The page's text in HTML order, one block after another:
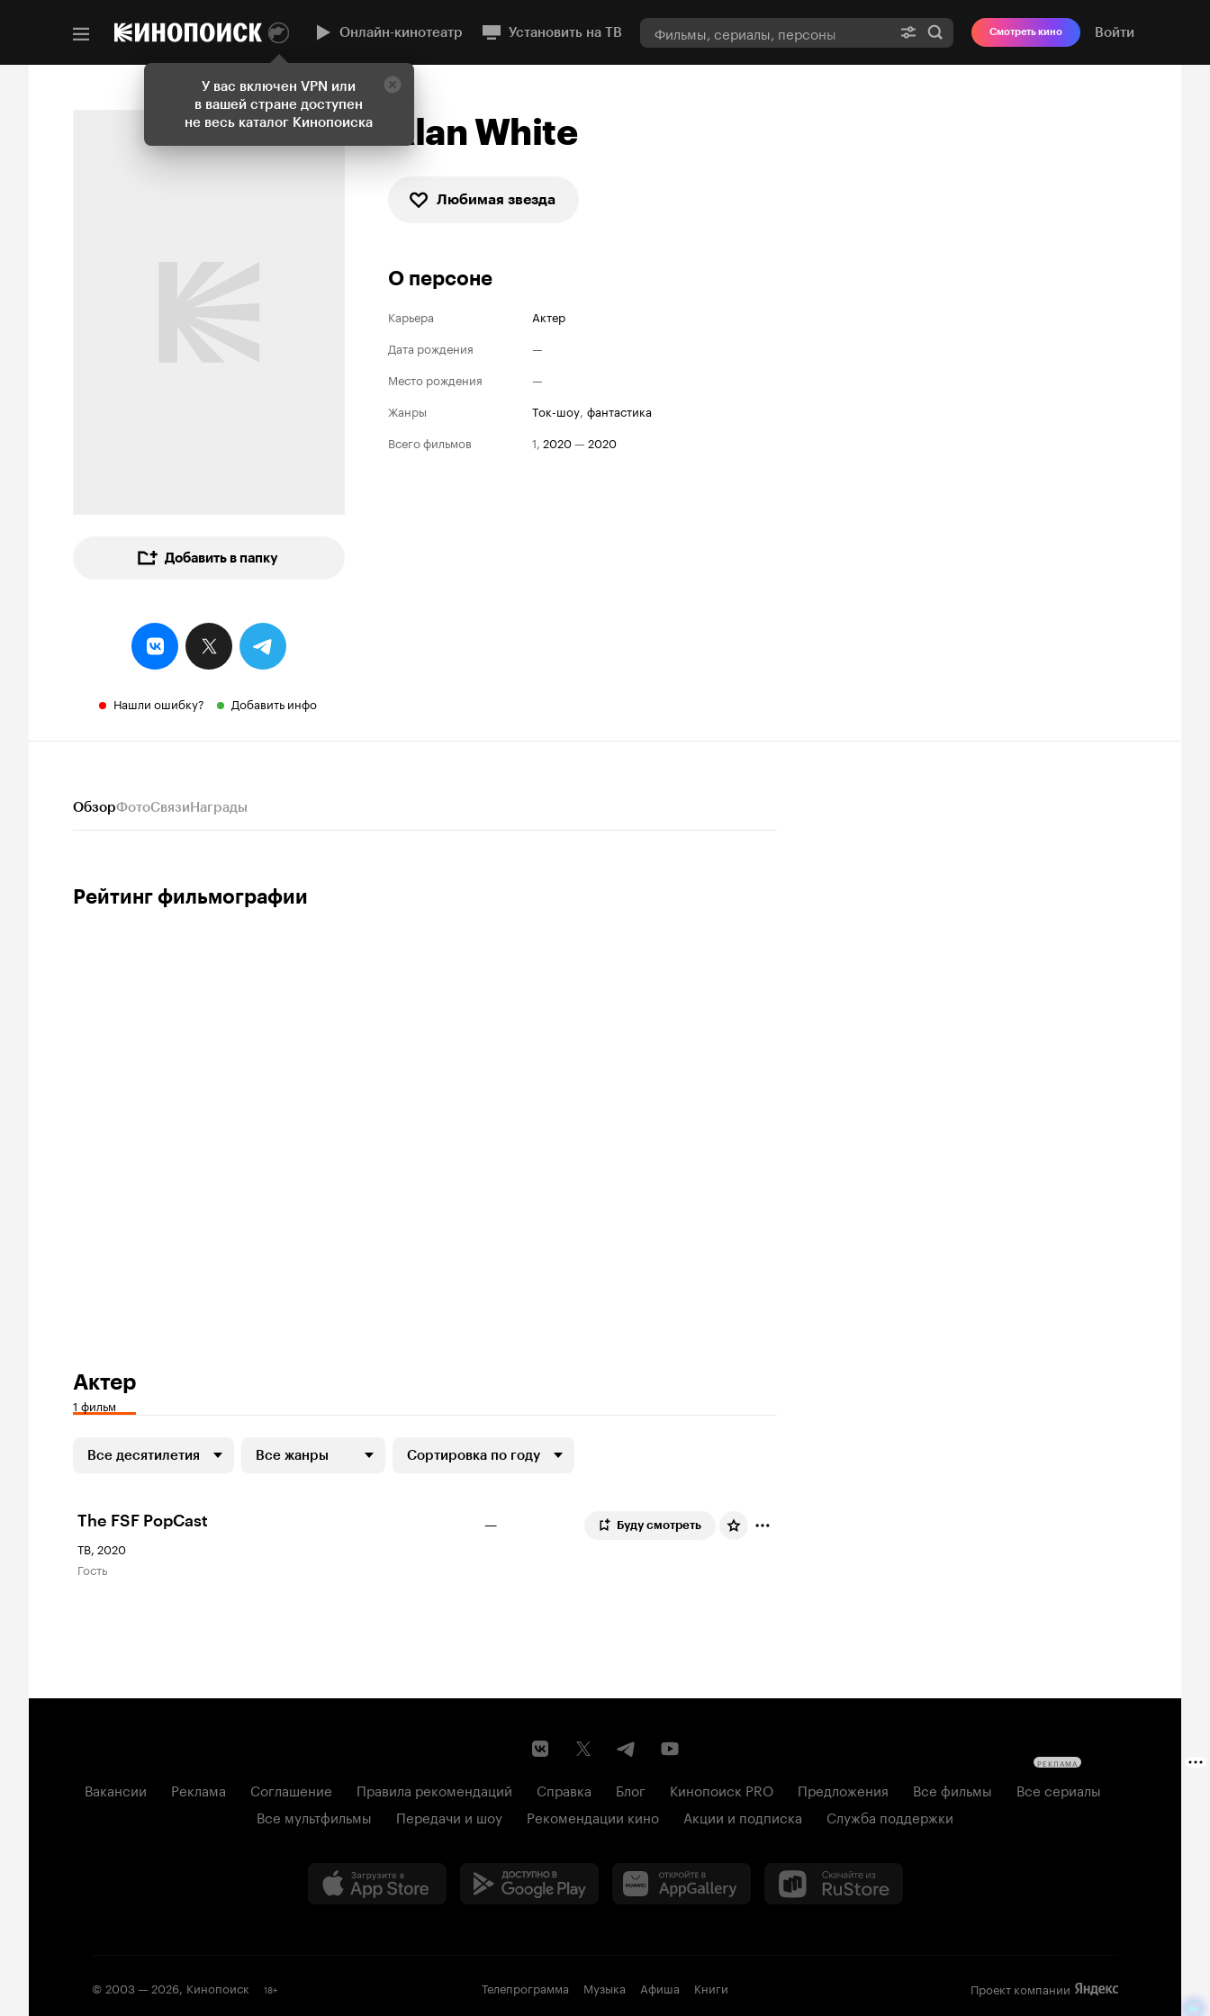
У вас включен VPN или
в вашей стране доступен
не весь каталог Кинопоиска
Онлайн-кинотеатр Установить на ТВ Смотреть кино Войти
Добавить в папку
Нашли ошибку? Добавить инфо
Alan White
Любимая звезда
О персоне
Карьера
Актер
Дата рождения
—
Место рождения
—
Жанры
ток-шоу, фантастика
Всего фильмов
1, 2020— 2020
ОбзорФотоСвязиНаграды
Рейтинг фильмографии
Актер
1 фильм
Все десятилетия Все жанры Сортировка по году
The FSF PopCast
ТВ, 2020
гость
— Буду смотреть
Вакансии Реклама Соглашение Правила рекомендаций Справка Блог Кинопоиск PRO Предложения Все фильмы
Все сериалы
Все мультфильмы
Передачи и шоу Рекомендации кино Акции и подписка Служба поддержки
© 2003 —2026, Кинопоиск 18+ Телепрограмма Музыка Афиша Книги Проект компании
РЕКЛАМА